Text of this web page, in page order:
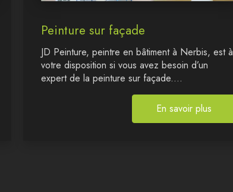
Peinture sur façade
JD Peinture, peintre en bâtiment à Nerbis, est à
votre disposition si vous avez besoin d’un
expert de la peinture sur façade....
En savoir plus